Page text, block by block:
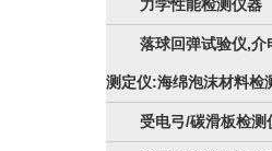
力学性能检测仪器
落球回弹试验仪,介
测定仪:海绵泡沫材料检
受电弓/碳滑板检测